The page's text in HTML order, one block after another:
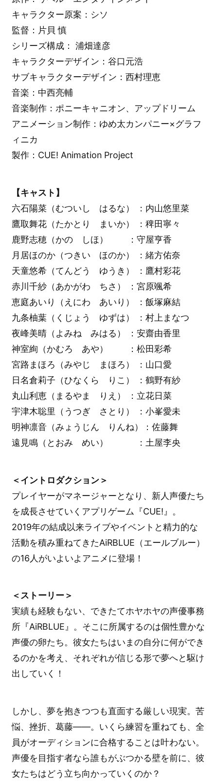
キャラクター原案：シソ
監督：片貝 慎
シリーズ構成： 浦畑達彦
キャラクターデザイン：谷口元浩
サブキャラクターデザイン：西村理恵
音楽：中西亮輔
音楽制作：ポニーキャニオン、アップドリーム
アニメーション制作：ゆめ太カンパニー×グラフ
ィニカ
製作：CUE! Animation Project
【キャスト】
六石陽菜（むついし はるな） ：内山悠里菜
鷹取舞花（たかとり まいか） ：稗田寧々
鹿野志穂（かの しほ） ：守屋亨香
月居ほのか（つきい ほのか） ：緒方佑奈
天童悠希（てんどう ゆうき） ：鷹村彩花
赤川千紗（あかがわ ちさ） ：宮原颯希
恵庭あいり（えにわ あいり） ：飯塚麻結
九条柚葉（くじょう ゆずは） ：村上まなつ
夜峰美晴（よみね みはる） ：安齋由香里
神室絢（かむろ あや） ：松田彩希
宮路まほろ（みやじ まほろ） ：山口愛
日名倉莉子（ひなくら りこ） ：鶴野有紗
丸山利恵（まるやま りえ） ：立花日菜
宇津木聡里（うつぎ さとり） ：小峯愛未
明神凛音（みょうじん りんね）：佐藤舞
遠見鳴（とおみ めい） ：土屋李央
＜イントロダクション＞
プレイヤーがマネージャーとなり、新人声優たち
を成長させていくアプリゲーム『CUE!』。
2019年の結成以来ライブやイベントと精力的な
活動を積み重ねてきたAiRBLUE（エールブルー）
の16人がいよいよアニメに登場！
＜ストーリー＞
実績も経験もない、できたてホヤホヤの声優事務
所『AiRBLUE』。そこに所属するのは個性豊かな
声優の卵たち。彼女たちはいまの自分に何ができ
るのかを考え、それぞれが信じる形で夢へと駆け
出していく！
しかし、夢を抱きつつも直面する厳しい現実。苦
悩、挫折、葛藤――。いくら練習を重ねても、全
員がオーディションに合格することは叶わない。
声優を目指す者なら誰もがぶつかる壁を前に、彼
女たちはどう立ち向かっていくのか？